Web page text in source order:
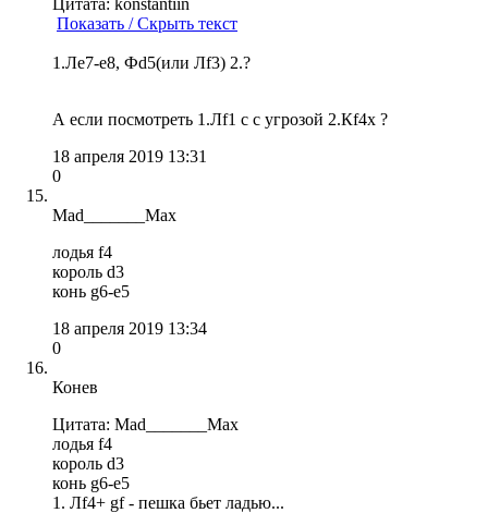
Показать / Скрыть текст
1.Ле7-е8, Фd5(или Лf3) 2.?
А если посмотреть 1.Лf1 с с угрозой 2.Кf4x ?
18 апреля 2019 13:31
0
Mad_______Max
лодья f4
король d3
конь g6-e5
18 апреля 2019 13:34
0
Конев
Цитата: Mad_______Max
лодья f4
король d3
конь g6-e5
1. Лf4+ gf - пешка бьет ладью...